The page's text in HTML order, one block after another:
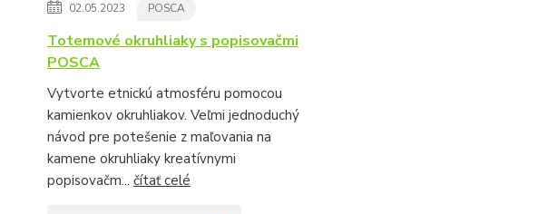
02.05.2023 POSCA
Totemové okruhliaky s popisovačmi
POSCA
Vytvorte etnickú atmosféru pomocou
kamienkov okruhliakov. Veľmi jednoduchý
návod pre potešenie z maľovania na
kamene okruhliaky kreatívnymi
popisovačm... čítať celé